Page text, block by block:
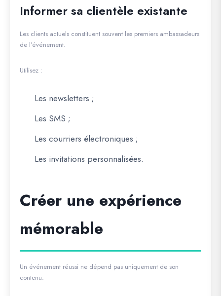
Informer sa clientèle existante
Les clients actuels constituent souvent les premiers ambassadeurs
de l’événement.
Utilisez :
Les newsletters ;
Les SMS ;
Les courriers électroniques ;
Les invitations personnalisées.
Créer une expérience
mémorable
Un événement réussi ne dépend pas uniquement de son
contenu.